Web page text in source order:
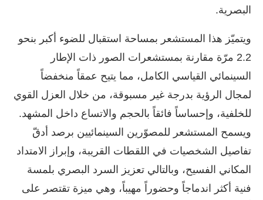
البصرية.
ويتميّز هذا المستشعر بمساحة استقبال للضوء أكبر بنحو
2.2 مرّة مقارنة بمستشعرات الصور ذات الإطار
السينمائي القياسي الكامل، مما يتيح عمقاً منخفضاً
لمجال الرؤية بدرجة غير مسبوقة، من خلال العزل القوي
للخلفية، وإحساساً فائقاً بالحجم والاتساع داخل المشهد.
ويسمح المستشعر للمصوّرين السينمائيين برصد أدقّ
تفاصيل الشخصيات في اللقطات القريبة، وإبراز الامتداد
المكاني الفسيح، وبالتالي تعزيز السرد البصري بلمسة
فنية أكثر اندماجاً وحضوراً مهيباً، وهي ميزة تقتصر على